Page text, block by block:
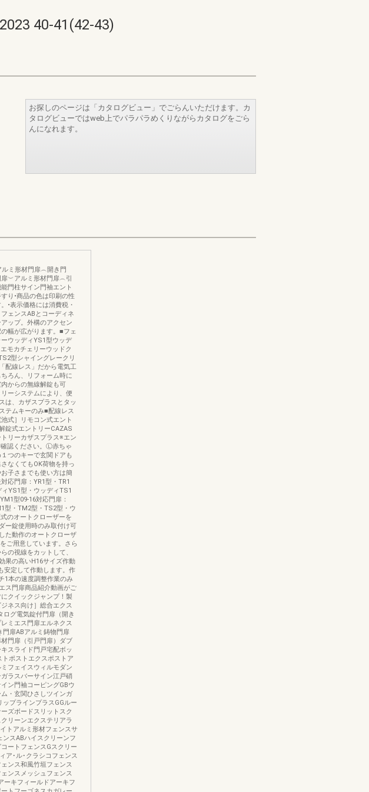
40-41(42-43)
お探しのページは「カタログビュー」でごらんいただけます。カ
タログビューではweb上でパラパラめくりながらカタログをごら
んになれます。
ミ形材門扉︵開き門
︶アルミ形材門扉︵引
門柱サイン門袖エント
り•商品の色は印刷の性
•表示価格には消費税・
ェンスABとコーディネ
ップ。外構のアクセン
幅が広がります。■フェ
ウッディYS1型ウッデ
モカチェリーウッドク
型シャイングレークリ
配線レス」だから電気工
ろん、リフォーム時に
からの無線解錠も可
ーシステムにより、便
は、カザスプラスとタッ
テムキーのみ■配線レス
式］リモコン式エント
錠式エントリーCAZAS
カザスプラス※エン
確認ください。Ⓛ赤ちゃ
つのキーで玄関ドアも
なくてもOK荷物を持っ
子さまでも使い方は簡
応門扉：YR1型・TR1
YS1型・ウッディTS1
型09-16対応門扉：
型・TM2型・TS2型・ウ
のオートクローザーを
ー錠使用時のみ取付け可
た動作のオートクローザ
ご用意しています。さら
の視線をカットして、
果の高いH16サイズ作動
安定して作動します。作
1本の速度調整作業のみ
ス門扉商品紹介動画がご
クイックジャンプ！製
ネス向け］総合エクス
ログ電気錠付門扉（開き
ミエス門扉エルネクス
門扉ABアルミ鋳物門扉
門扉（引戸門扉）ダブ
スライド門戸宅配ボッ
ポストエクスポストア
フェイスウィルモダン
ラスバーサイン江戸硝
ン門袖コーピングGBウ
・玄関ひさしツインガ
プラインプラスGGルー
ズボードスリットスク
リーンエクステリアラ
トアルミ形材フェンスサ
スABハイスクリーンフ
ートフェンスGスクリー
ア･ル･クラシコフェンス
ンス和風竹垣フェンス
ンスメッシュフェンス
ーキフィールドアーキフ